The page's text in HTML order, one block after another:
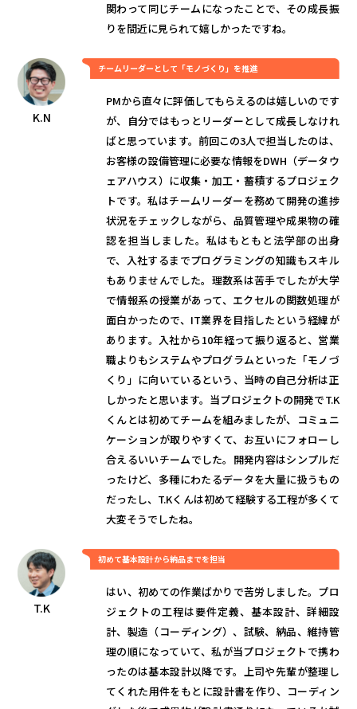
関わって同じチームになったことで、その成長振
りを間近に見られて嬉しかったですね。
K.N
チームリーダーとして「モノづくり」を推進
PMから直々に評価してもらえるのは嬉しいのです
が、自分ではもっとリーダーとして成長しなけれ
ばと思っています。前回この3人で担当したのは、
お客様の設備管理に必要な情報をDWH（データウ
ェアハウス）に収集・加工・蓄積するプロジェク
トです。私はチームリーダーを務めて開発の進捗
状況をチェックしながら、品質管理や成果物の確
認を担当しました。私はもともと法学部の出身
で、入社するまでプログラミングの知識もスキル
もありませんでした。理数系は苦手でしたが大学
で情報系の授業があって、エクセルの関数処理が
面白かったので、IT業界を目指したという経緯が
あります。入社から10年経って振り返ると、営業
職よりもシステムやプログラムといった「モノづ
くり」に向いているという、当時の自己分析は正
しかったと思います。当プロジェクトの開発でT.K
くんとは初めてチームを組みましたが、コミュニ
ケーションが取りやすくて、お互いにフォローし
合えるいいチームでした。開発内容はシンプルだ
ったけど、多種にわたるデータを大量に扱うもの
だったし、T.Kくんは初めて経験する工程が多くて
大変そうでしたね。
T.K
初めて基本設計から納品までを担当
はい、初めての作業ばかりで苦労しました。プロ
ジェクトの工程は要件定義、基本設計、詳細設
計、製造（コーディング）、試験、納品、維持管
理の順になっていて、私が当プロジェクトで携わ
ったのは基本設計以降です。上司や先輩が整理し
てくれた用件をもとに設計書を作り、コーディン